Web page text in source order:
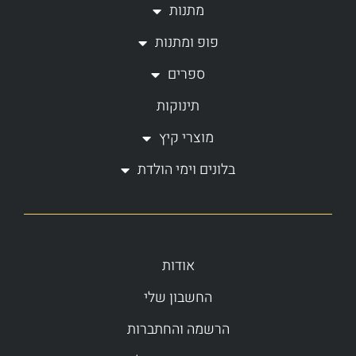
f
מתנות
פופ ומתנות
ספרים
תינוקות
מוצרי קיץ
בלונים וימי הולדת
אודות
החשבון שלי
הרשמה והחתברות